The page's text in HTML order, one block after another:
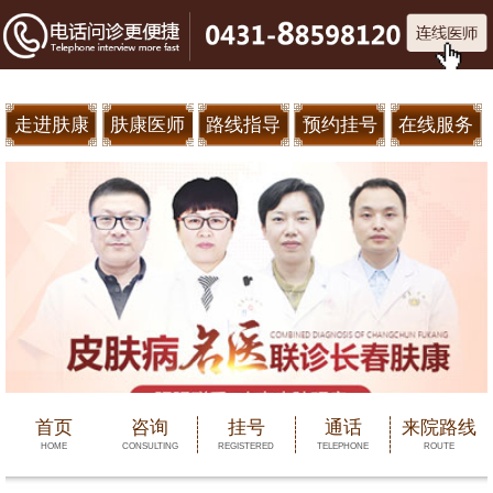
走进肤康 肤康医师 路线指导 预约挂号 在线服务
首页
HOME
咨询
CONSULTING
挂号
REGISTERED
通话
TELEPHONE
来院路线
ROUTE